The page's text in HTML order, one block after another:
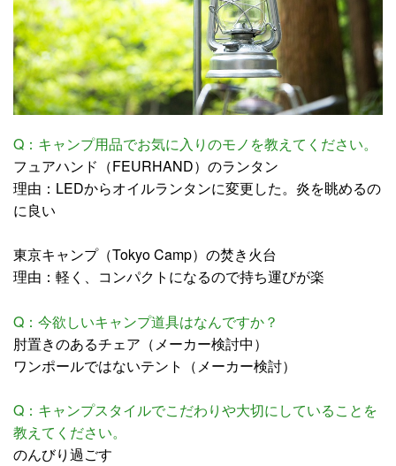
Q：キャンプ用品でお気に入りのモノを教えてください。
フュアハンド（FEURHAND）のランタン
理由：LEDからオイルランタンに変更した。炎を眺めるの
に良い
東京キャンプ（Tokyo Camp）の焚き火台
理由：軽く、コンパクトになるので持ち運びが楽
Q：今欲しいキャンプ道具はなんですか？
肘置きのあるチェア（メーカー検討中）
ワンポールではないテント（メーカー検討）
Q：キャンプスタイルでこだわりや大切にしていることを
教えてください。
のんびり過ごす